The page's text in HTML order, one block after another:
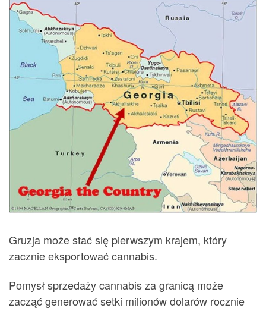
Gruzja może stać się pierwszym krajem, który
zacznie eksportować cannabis.
Pomysł sprzedaży cannabis za granicą może
zacząć generować setki milionów dolarów rocznie